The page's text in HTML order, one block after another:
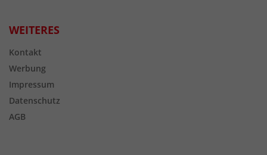
WEITERES
Kontakt
Werbung
Impressum
Datenschutz
AGB